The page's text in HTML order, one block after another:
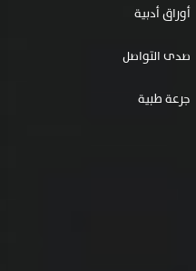
أوراق أدبية
صدى التواصل
جرعة طبية